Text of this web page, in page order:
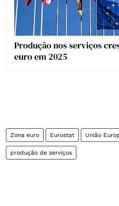
Produção nos serviços
euro em 2025
Zona euro Eurostat União
produção de serviços